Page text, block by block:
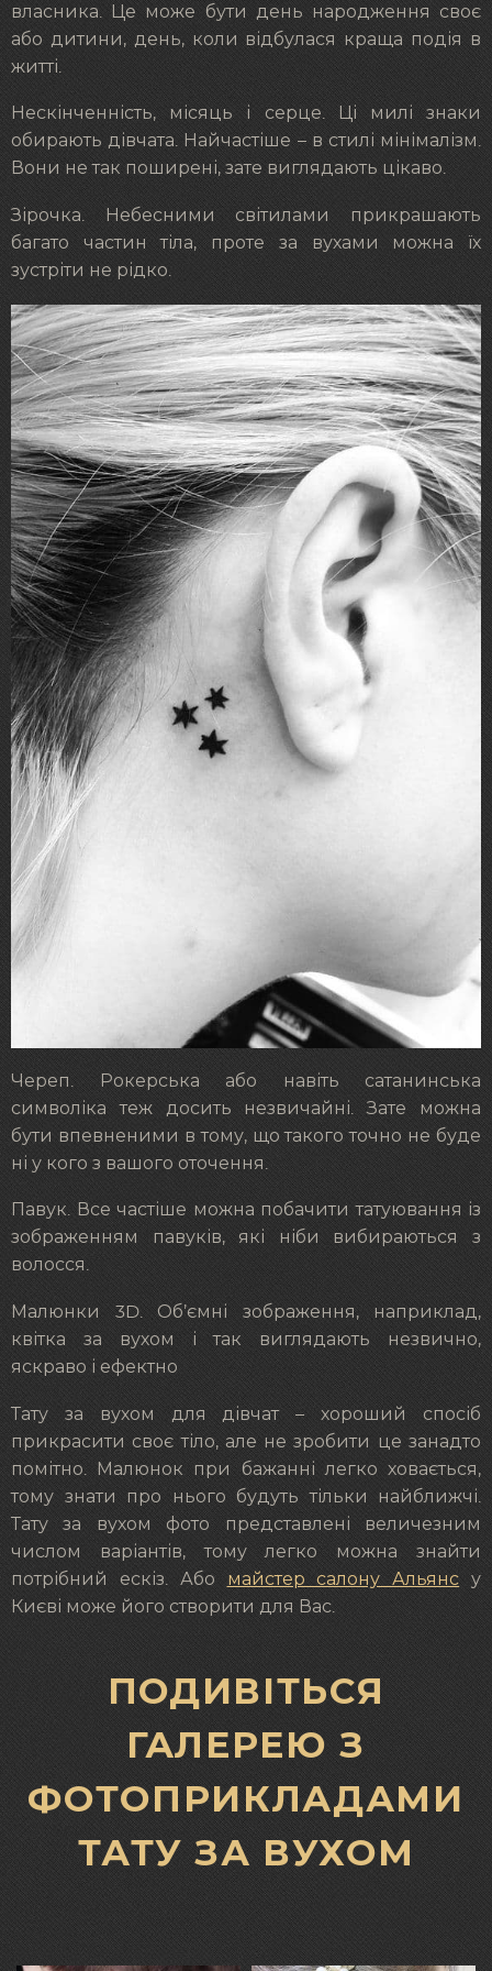
власника. Це може бути день народження своє
або дитини, день, коли відбулася краща подія в
житті.
Нескінченність, місяць і серце. Ці милі знаки
обирають дівчата. Найчастіше – в стилі мінімалізм.
Вони не так поширені, зате виглядають цікаво.
Зірочка. Небесними світилами прикрашають
багато частин тіла, проте за вухами можна їх
зустріти не рідко.
Череп. Рокерська або навіть сатанинська
символіка теж досить незвичайні. Зате можна
бути впевненими в тому, що такого точно не буде
ні у кого з вашого оточення.
Павук. Все частіше можна побачити татуювання із
зображенням павуків, які ніби вибираються з
волосся.
Малюнки 3D. Об’ємні зображення, наприклад,
квітка за вухом і так виглядають незвично,
яскраво і ефектно
Тату за вухом для дівчат – хороший спосіб
прикрасити своє тіло, але не зробити це занадто
помітно. Малюнок при бажанні легко ховається,
тому знати про нього будуть тільки найближчі.
Тату за вухом фото представлені величезним
числом варіантів, тому легко можна знайти
потрібний ескіз. Або майстер салону Альянсу
Києві може його створити для Вас.
ПОДИВІТЬСЯ
ГАЛЕРЕЮ З
ФОТОПРИКЛАДАМИ
ТАТУ ЗА ВУХОМ